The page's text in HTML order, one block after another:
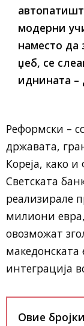
модерни
наместо да
џеб, се
иднината
Реформски –
државата,
Кореја, како
Светската
реализирале
милиони
овозможат
македонската
интеграција
Овие